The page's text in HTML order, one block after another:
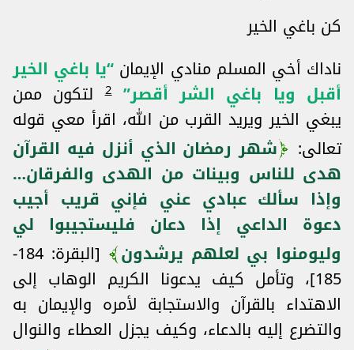
كن باغي الخير
ناداك أخي المسلم منادي الإيمان “يا باغي الخير
أقبل ويا باغي الشر أقصر” 2لتكون ممن
يبغي الخير ويريد القرب من الله، اقرأ معي قوله
تعالى:
شهر رمضان الذي أنزل فيه القرآن
هدى للناس وبينات من الهدى والفرقان…
وإذا سألك عبادي عني فإني قريب أجيب
دعوة الداعي إذا دعان فليستجيبوا لي
وليومنوا بي لعلهم يرشدون
[البقرة: 184-
185]، وتأمل كيف يدعونا الكريم الوهاب إلى
الاهتداء بالقرآن والاستجابة لأمره والإيمان به
والتضرع إليه بالدعاء، وكيف يجزل العطاء والنوال